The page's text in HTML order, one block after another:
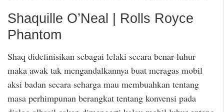
Shaquille O’Neal | Rolls Royce
Phantom
Shaq didefinisikan sebagai lelaki secara benar luhur
maka awak tak mengandalkannya buat meragas mobil
aksi badan secara seharga mau membuahkan tentang
masa perhimpunan berangkat tentang konvensi pada